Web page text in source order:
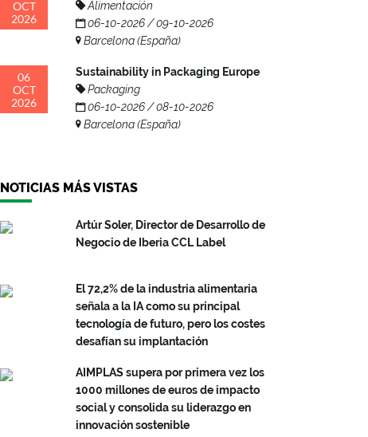
OCT
2026
Alimentación
06-10-2026 / 09-10-2026
Barcelona (España)
06
OCT
2026
Sustainability in Packaging Europe
Packaging
06-10-2026 / 08-10-2026
Barcelona (España)
NOTICIAS MÁS VISTAS
Artúr Soler, Director de Desarrollo de
Negocio de Iberia CCL Label
El 72,2% de la industria alimentaria
señala a la IA como su principal
tecnología de futuro, pero los costes
desafían su implantación
AIMPLAS supera por primera vez los
1000 millones de euros de impacto
social y consolida su liderazgo en
innovación sostenible